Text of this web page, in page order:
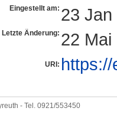
Eingestellt am: 23
Letzte Änderung: 22 Mai
URI:
- Tel. 0921/553450